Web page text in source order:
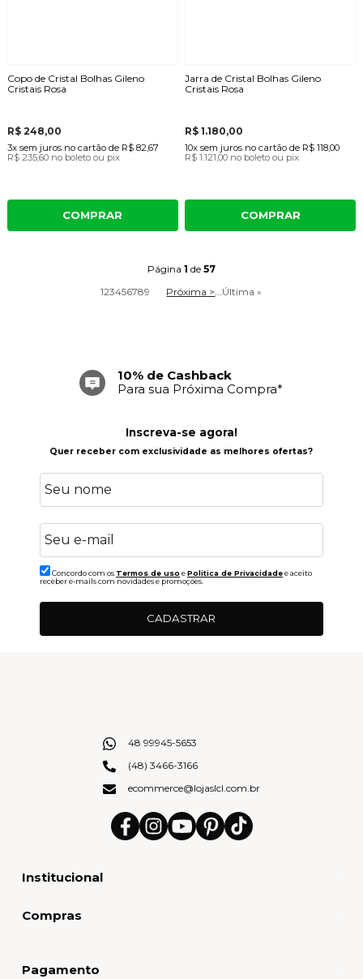
Copo de Cristal Bolhas Gileno
Cristais Rosa
R$ 248,00
3x sem juros no cartãode R$ 82,67
R$ 235,60 no boleto ou pix
COMPRAR
Jarra de Cristal Bolhas Gileno
Cristais Rosa
R$ 1.180,00
10x sem juros no cartão de R$ 118,00
R$ 1.121,00 no boleto ou pix
COMPRAR
Página 1 de 57
123456789 Próxima > Última »
Frete Grátis
Acima de R$ 699,00
Inscreva-se agora!
Quer receber com exclusividade as melhores ofertas?
Concordo com os Termos de uso ePolitica de Privacidadee aceito
receber e-mails com novidades e promoções.
CADASTRAR
Institucional
Compras
48 99945-5653
(48) 3466-3166
ecommerce@lojaslcl.com.br
Pagamento